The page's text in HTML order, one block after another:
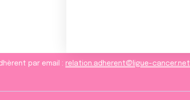
par email : relation.adherent@ligue-cancer.net